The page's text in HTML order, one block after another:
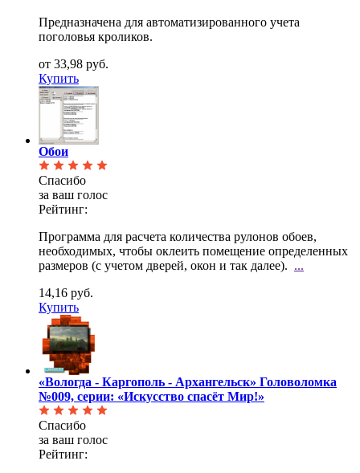
Предназначена для автоматизированного учета
поголовья кроликов.
от 33,98 руб.
Купить
Обои
Спасибо
за ваш голос
Рейтинг:
Программа для расчета количества рулонов обоев,
необходимых, чтобы оклеить помещение определенных
размеров (с учетом дверей, окон и так далее). ...
14,16 руб.
Купить
«Вологда - Каргополь - Архангельск» Головоломка
№009, серии: «Искусство спасёт Мир!»
Спасибо
за ваш голос
Рейтинг: